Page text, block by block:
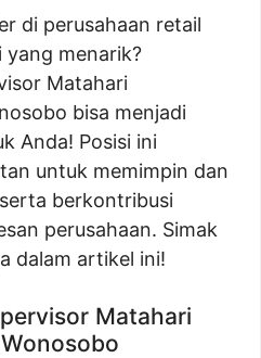
di perusahaan retail
yang menarik?
Matahari
bisa menjadi
Anda! Posisi ini
untuk memimpin dan
berkontribusi
perusahaan. Simak
dalam artikel ini!
Matahari